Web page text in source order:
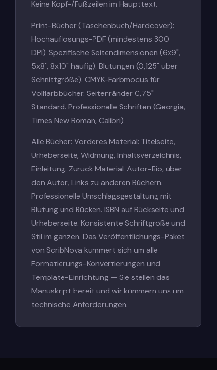
Keine Kopf-/Fußzeilen im Haupttext.
Print-Bücher (Taschenbuch/Hardcover):
Hochauflösungs-PDF (mindestens 300
DPI). Spezifische Seitendimensionen (6x9",
5x8", 8x10" häufig). Blutungen (0,125" über
Schnittgröße). CMYK-Farbmodus für
Vollfarbbücher. Seitenränder 0,75"
Standard. Professionelle Schriften (Georgia,
Times New Roman, Calibri).
Alle Bücher: Vorderes Material: Titelseite,
Urheberseite, Widmung, Inhaltsverzeichnis,
Einleitung. Zurück Material: Autor-Bio, über
den Autor, Links zu anderen Büchern.
Professionelle Umschlagsgestaltung mit
Blutung und Rücken. ISBN auf Rückseite und
Urheberseite. Konsistente Schriftgröße und
Stil im ganzen. Das Veröffentlichungs-Paket
von ScribNova kümmert sich um alle
Formatierungs-Konvertierungen und
Template-Einrichtung — Sie stellen das
Manuskript bereit und wir kümmern uns um
technische Anforderungen.